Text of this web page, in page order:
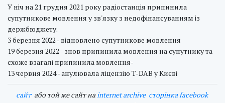
У ніч на 21 грудня 2021 року радіостанція припинила
супутникове мовлення у зв'язку з недофінансуванням із
держбюджету.
3 березня 2022 - відновлено супутникове мовлення
19 березня 2022 - знов припинила мовлення на супутнику та
схоже взагалі припинила мовлення-
13 червня 2024 - анулювала ліцензію T-DAB у Києві
cайтабо той же сайт наinternet archive сторінка facebook